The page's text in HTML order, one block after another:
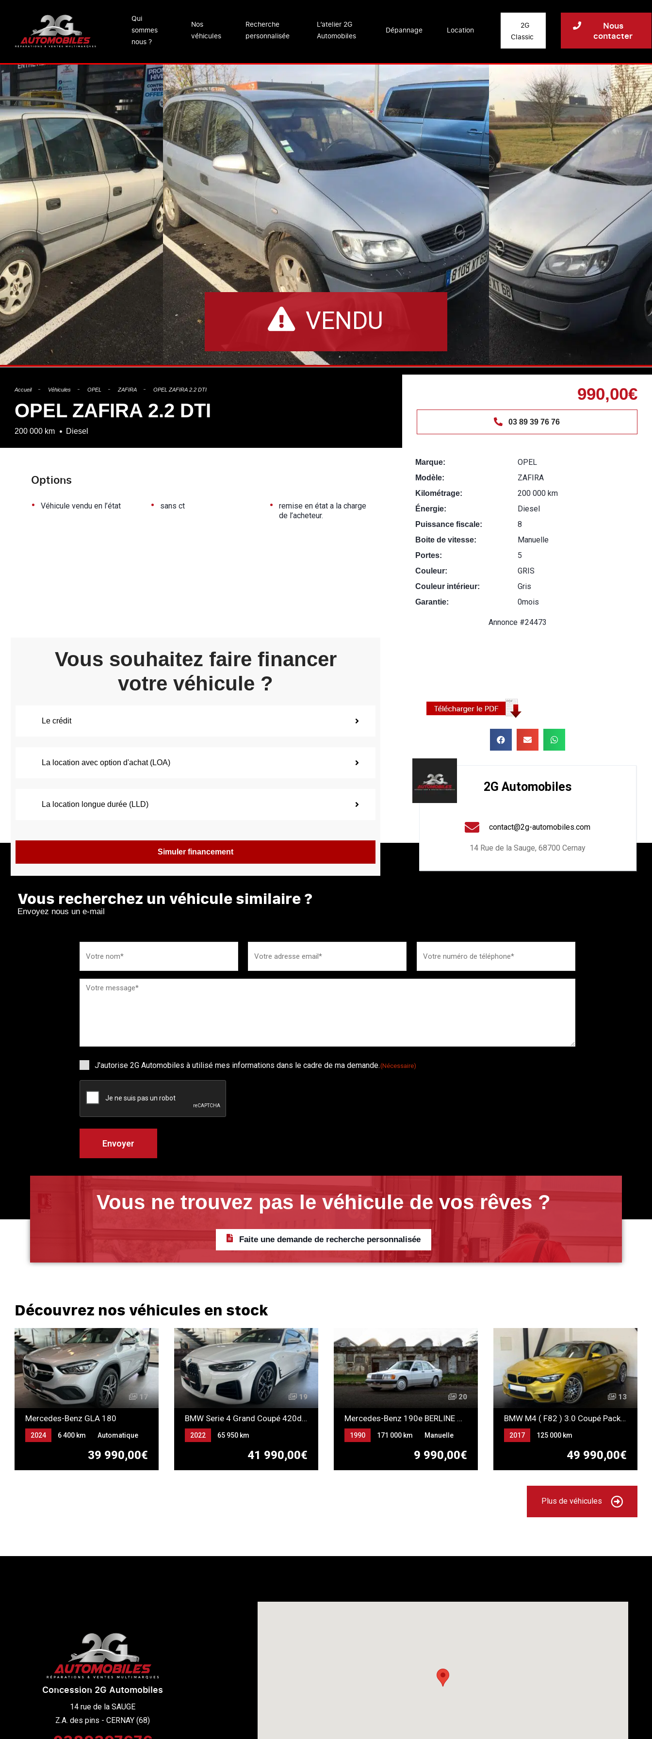
Qui
sommes
nous ?
Nos
véhicules
Recherche
personnalisée
L’atelier 2G
Automobiles
Dépannage Location
2G
Classic
Nous
contacter
VENDU
Accueil Véhicules OPEL ZAFIRA OPEL ZAFIRA 2.2 DTI
OPEL ZAFIRA 2.2 DTI
200 000 km Diesel
990,00€
03 89 39 76 76
Options
• Véhicule vendu en l’état • sans ct •
remise en état a la charge
de l’acheteur.
Marque: OPEL
Modèle: ZAFIRA
Kilométrage: 200 000 km
Énergie: Diesel
Puissance fiscale: 8
Boite de vitesse: Manuelle
Portes: 5
Couleur: GRIS
Couleur intérieur: Gris
Garantie: 0mois
Annonce #24473
Vous souhaitez faire financer
votre véhicule ?
Le crédit
La location avec option d'achat (LOA)
La location longue durée (LLD)
Simuler financement
2G Automobiles
contact@2g-automobiles.com
14 Rue de la Sauge, 68700 Cernay
Vous recherchez un véhicule similaire ?
Envoyez nous un e-mail
J'autorise 2G Automobiles à utilisé mes informations dans le cadre de ma demande.(Nécessaire)
Vous ne trouvez pas le véhicule de vos rêves ?
Faite une demande de recherche personnalisée
Découvrez nos véhicules en stock
17
Mercedes-Benz GLA 180
39 990,00€
2024 6 400 km
Automatique
19
BMW Serie 4 Grand Coupé 420dA xDrive 190 Business Design
41 990,00€
2022
65 950 km
20
Mercedes-Benz 190e BERLINE W201
9 990,00€
1990 171 000 km
Manuelle
13
BMW M4 ( F82 ) 3.0 Coupé Pack Compétition
49 990,00€
2017
125 000 km
Plus de véhicules
Concession 2G Automobiles
14 rue de la SAUGE
Z.A. des pins - CERNAY (68)